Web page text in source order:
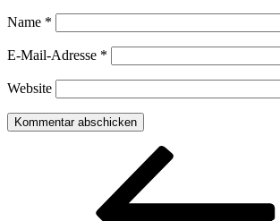
Name *
E-Mail-Adresse *
Website
Beitragsnavigation